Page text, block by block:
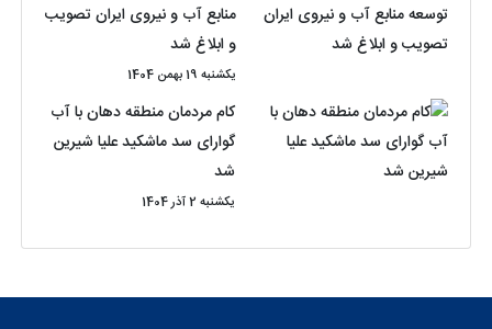
منابع آب و نیروی ایران تصویب
و ابلاغ شد
یکشنبه 19 بهمن 1404
کام مردمان منطقه دهان با آب
گوارای سد ماشکید علیا شیرین
شد
یکشنبه 2 آذر 1404